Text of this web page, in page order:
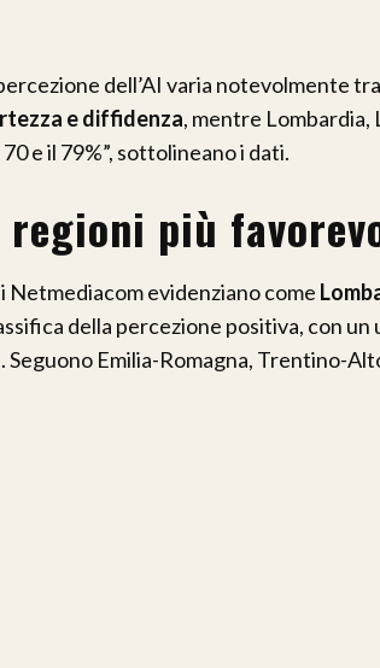
dell’AI varia notevolmente
e diffidenza, mentre Lombardia,
e il 79%”, sottolineano i dati.
regioni più
Netmediacom evidenziano come
della percezione positiva, con un
Seguono Emilia-Romagna, Trentino-